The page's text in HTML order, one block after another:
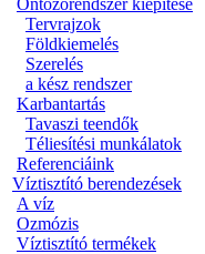
Öntözőrendszer kiépítése
Tervrajzok
Földkiemelés
Szerelés
a kész rendszer
Karbantartás
Tavaszi teendők
Téliesítési munkálatok
Referenciáink
Víztisztító berendezések
A víz
Ozmózis
Víztisztító termékek